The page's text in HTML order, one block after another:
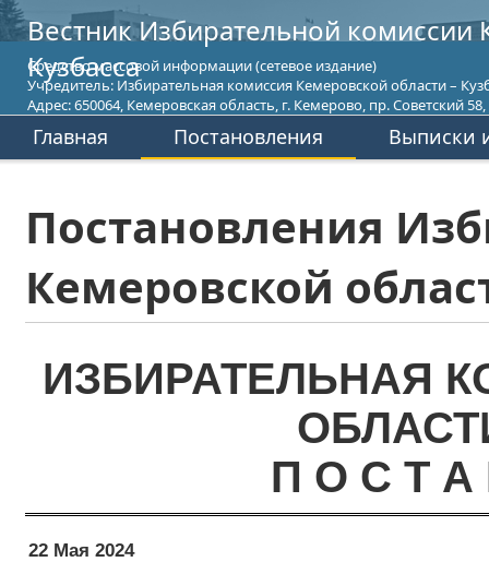
Вестник Избирательной комиссии
Кузбасса
Средство массовой информации (сетевое издание)
Учредитель: Избирательная комиссия Кемеровской области –
Адрес: 650064, Кемеровская область, г. Кемерово, пр. Советский 58,
Главная Постановления Выписки
Постановления
Кемеровской
ИЗБИРАТЕЛЬНАЯ
П О С Т А
22 Мая 2024